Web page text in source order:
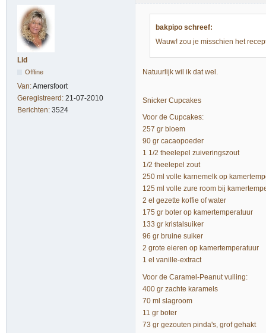
Lid
Offline
Van:Amersfoort
Geregistreerd: 21-07-2010
Berichten: 3524
bakpipo schreef:
Wauw! zou je misschien het
Natuurlijk wil ik dat wel.
Snicker Cupcakes
Voor de Cupcakes:
257 gr bloem
90 gr cacaopoeder
1 1/2 theelepel zuiveringszout
1/2 theelepel zout
250 ml volle karnemelk op
125 ml volle zure room bij
2 el gezette koffie of water
175 gr boter op kamertemperatuur
133 gr kristalsuiker
96 gr bruine suiker
2 grote eieren op kamertemperatuur
1 el vanille-extract
Voor de Caramel-Peanut vulling:
400 gr zachte karamels
70 ml slagroom
11 gr boter
73 gr gezouten pinda's, grof gehakt